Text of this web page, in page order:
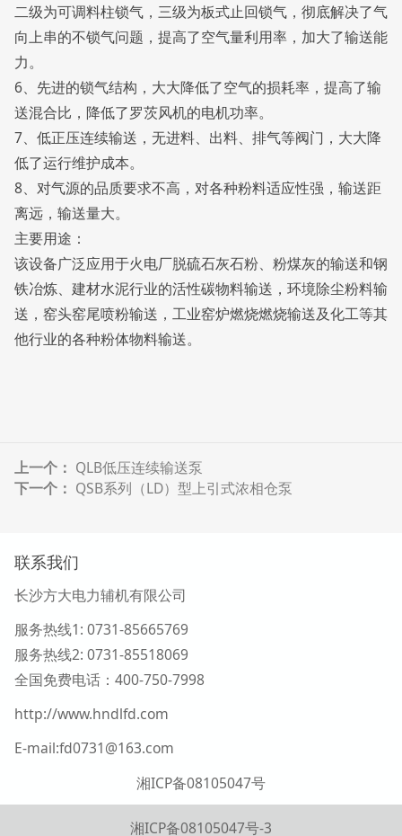
二级为可调料柱锁气，三级为板式止回锁气，彻底解决了气
向上串的不锁气问题，提高了空气量利用率，加大了输送能
力。
6、先进的锁气结构，大大降低了空气的损耗率，提高了输
送混合比，降低了罗茨风机的电机功率。
7、低正压连续输送，无进料、出料、排气等阀门，大大降
低了运行维护成本。
8、对气源的品质要求不高，对各种粉料适应性强，输送距
离远，输送量大。
主要用途：
该设备广泛应用于火电厂脱硫石灰石粉、粉煤灰的输送和钢
铁冶炼、建材水泥行业的活性碳物料输送，环境除尘粉料输
送，窑头窑尾喷粉输送，工业窑炉燃烧燃烧输送及化工等其
他行业的各种粉体物料输送。
上一个： QLB低压连续输送泵
下一个： QSB系列（LD）型上引式浓相仓泵
联系我们
长沙方大电力辅机有限公司
服务热线1: 0731-85665769
服务热线2: 0731-85518069
全国免费电话：400-750-7998
http://www.hndlfd.com
E-mail:fd0731@163.com
湘ICP备08105047号
湘ICP备08105047号-3